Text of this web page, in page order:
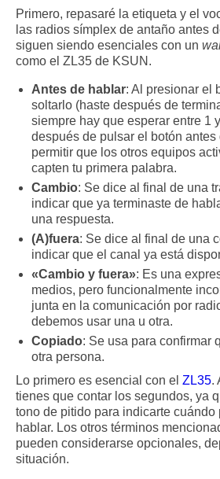
Primero, repasaré la etiqueta y el
las radios símplex de antaño antes
siguen siendo esenciales con un
como el ZL35 de KSUN.
Antes de hablar: Al presionar el
soltarlo (haste después de
siempre hay que esperar entre 1
después de pulsar el botón antes
permitir que los otros equipos
capten tu primera palabra.
Cambio: Se dice al final de una
indicar que ya terminaste de
una respuesta.
(A)fuera: Se dice al final de una
indicar que el canal ya está
«Cambio y fuera»: Es una
medios, pero funcionalmente
junta en la comunicación por
debemos usar una u otra.
Copiado: Se usa para confirmar
otra persona.
Lo primero es esencial con el ZL35.
tienes que contar los segundos, ya
tono de pitido para indicarte cuándo
hablar. Los otros términos
pueden considerarse opcionales,
situación.